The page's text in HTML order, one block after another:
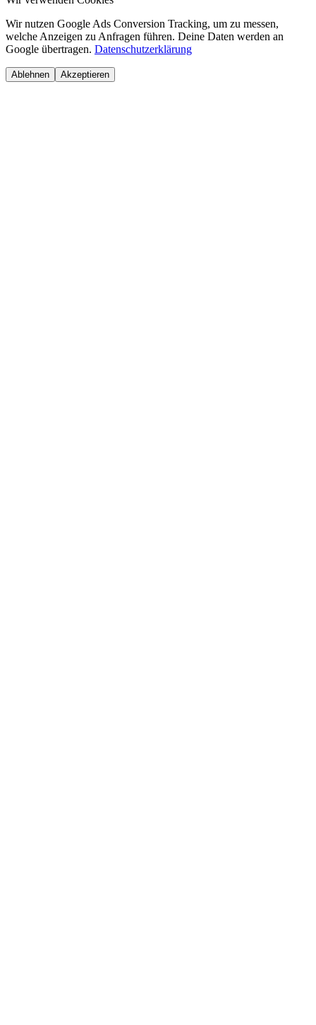
Wir nutzen Google Ads Conversion Tracking, um zu messen,
welche Anzeigen zu Anfragen führen. Deine Daten werden an
Google übertragen. Datenschutzerklärung
Ablehnen Akzeptieren